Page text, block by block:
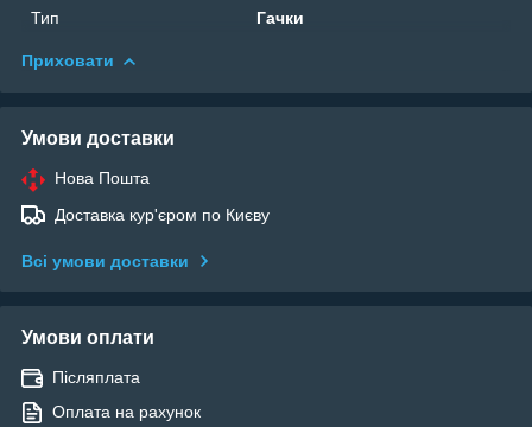
Тип
Гачки
Приховати
Умови доставки
Нова Пошта
Доставка кур'єром по Києву
Всі умови доставки
Умови оплати
Післяплата
Оплата на рахунок